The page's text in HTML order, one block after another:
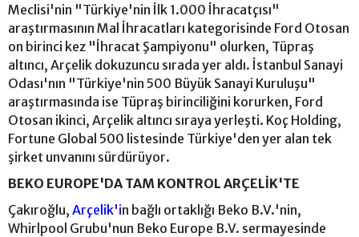
Meclisi'nin "Türkiye'nin İlk 1.000 İhracatçısı"
araştırmasının Mal İhracatları kategorisinde Ford Otosan
on birinci kez "İhracat Şampiyonu" olurken, Tüpraş
altıncı, Arçelik dokuzuncu sırada yer aldı. İstanbul Sanayi
Odası'nın "Türkiye'nin 500 Büyük Sanayi Kuruluşu"
araştırmasında ise Tüpraş birinciliğini korurken, Ford
Otosan ikinci, Arçelik altıncı sıraya yerleşti. Koç Holding,
Fortune Global 500 listesinde Türkiye'den yer alan tek
şirket unvanını sürdürüyor.
BEKO EUROPE'DA TAM KONTROL ARÇELİK'TE
Çakıroğlu, Arçelik'in bağlı ortaklığı Beko B.V.'nin,
Whirlpool Grubu'nun Beko Europe B.V. sermayesinde